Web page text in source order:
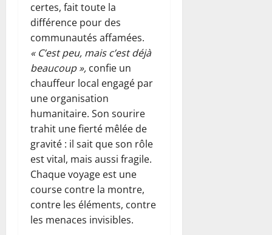
certes, fait toute la
différence pour des
communautés affamées.
« C’est peu, mais c’est déjà
beaucoup », confie un
chauffeur local engagé par
une organisation
humanitaire. Son sourire
trahit une fierté mêlée de
gravité : il sait que son rôle
est vital, mais aussi fragile.
Chaque voyage est une
course contre la montre,
contre les éléments, contre
les menaces invisibles.